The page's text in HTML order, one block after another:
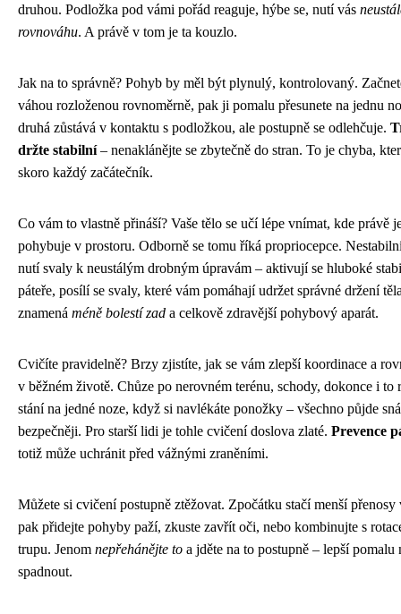
druhou. Podložka pod vámi pořád reaguje, hýbe se, nutí vás
rovnováhu. A právě v tom je ta kouzlo.
Jak na to správně? Pohyb by měl být plynulý, kontrolovaný.
váhou rozloženou rovnoměrně, pak ji pomalu přesunete na jednu
druhá zůstává v kontaktu s podložkou, ale postupně se odlehčuje.
držte stabilní– nenaklánějte se zbytečně do stran. To je chyba,
skoro každý začátečník.
Co vám to vlastně přináší? Vaše tělo se učí lépe vnímat, kde právě
pohybuje v prostoru. Odborně se tomu říká propriocepce.
nutí svaly k neustálým drobným úpravám – aktivují se hluboké
páteře, posílí se svaly, které vám pomáhají udržet správné držení
znamená méně bolestí zad a celkově zdravější pohybový aparát.
Cvičíte pravidelně? Brzy zjistíte, jak se vám zlepší koordinace a
v běžném životě. Chůze po nerovném terénu, schody, dokonce i to
stání na jedné noze, když si navlékáte ponožky – všechno půjde
bezpečněji. Pro starší lidi je tohle cvičení doslova zlaté. Prevence
totiž může uchránit před vážnými zraněními.
Můžete si cvičení postupně ztěžovat. Zpočátku stačí menší přenosy
pak přidejte pohyby paží, zkuste zavřít oči, nebo kombinujte s
trupu. Jenom nepřehánějte to a jděte na to postupně – lepší pomalu
spadnout.